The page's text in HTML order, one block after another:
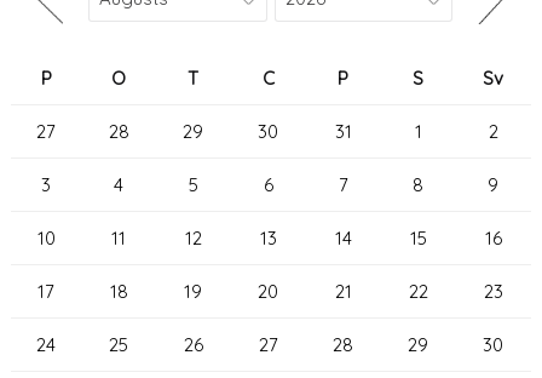
P O T C P S Sv
27 28 29 30 31 1 2
3 4 5 6 7 8 9
10 11 12 13 14 15 16
17 18 19 20 21 22 23
24 25 26 27 28 29 30